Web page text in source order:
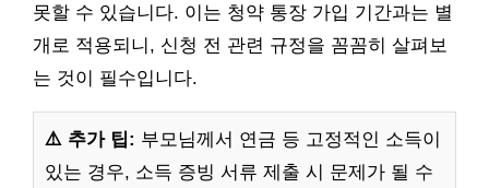
못할 수 있습니다. 이는 청약 통장 가입 기간과는 별
개로 적용되니, 신청 전 관련 규정을 꼼꼼히 살펴보
는 것이 필수입니다.
⚠️ 추가 팁: 부모님께서 연금 등 고정적인 소득이
있는 경우, 소득 증빙 서류 제출 시 문제가 될 수